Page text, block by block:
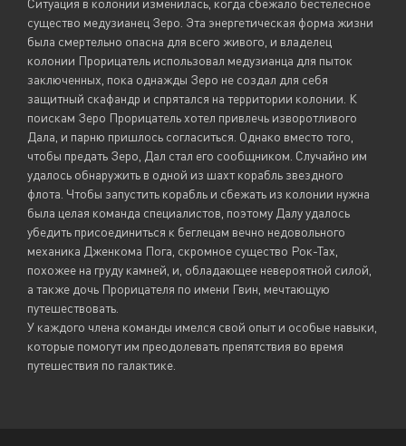
Ситуация в колонии изменилась, когда сбежало бестелесное
существо медузианец Зеро. Эта энергетическая форма жизни
была смертельно опасна для всего живого, и владелец
колонии Прорицатель использовал медузианца для пыток
заключенных, пока однажды Зеро не создал для себя
защитный скафандр и спрятался на территории колонии. К
поискам Зеро Прорицатель хотел привлечь изворотливого
Дала, и парню пришлось согласиться. Однако вместо того,
чтобы предать Зеро, Дал стал его сообщником. Случайно им
удалось обнаружить в одной из шахт корабль звездного
флота. Чтобы запустить корабль и сбежать из колонии нужна
была целая команда специалистов, поэтому Далу удалось
убедить присоединиться к беглецам вечно недовольного
механика Дженкома Пога, скромное существо Рок-Тах,
похожее на груду камней, и, обладающее невероятной силой,
а также дочь Прорицателя по имени Гвин, мечтающую
путешествовать.
У каждого члена команды имелся свой опыт и особые навыки,
которые помогут им преодолевать препятствия во время
путешествия по галактике.